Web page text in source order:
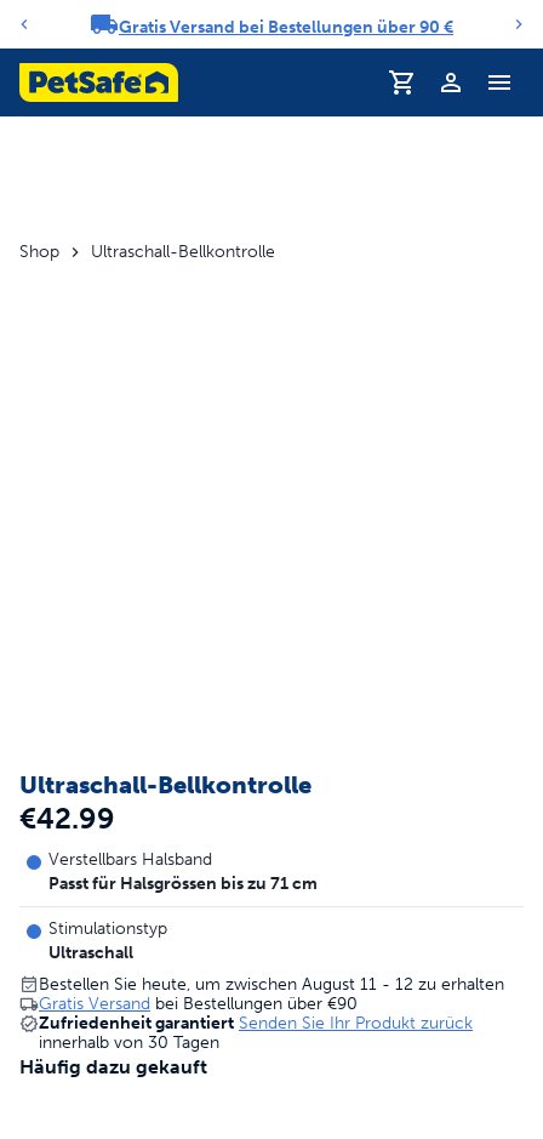
Benachrichtigungs-Karussell
Gratis Versand bei Bestellungen über 90 €
Shop Ultraschall-Bellkontrolle
Ultraschall-Bellkontrolle
€42.99
Verstellbars Halsband
Passt für Halsgrössen bis zu 71 cm
Stimulationstyp
Ultraschall
Bestellen Sie heute, um zwischen August 11 - 12 zu erhalten
Gratis Versand bei Bestellungen über €90
Zufriedenheit garantiert Senden Sie Ihr Produkt zurück
innerhalb von 30 Tagen
Häufig dazu gekauft